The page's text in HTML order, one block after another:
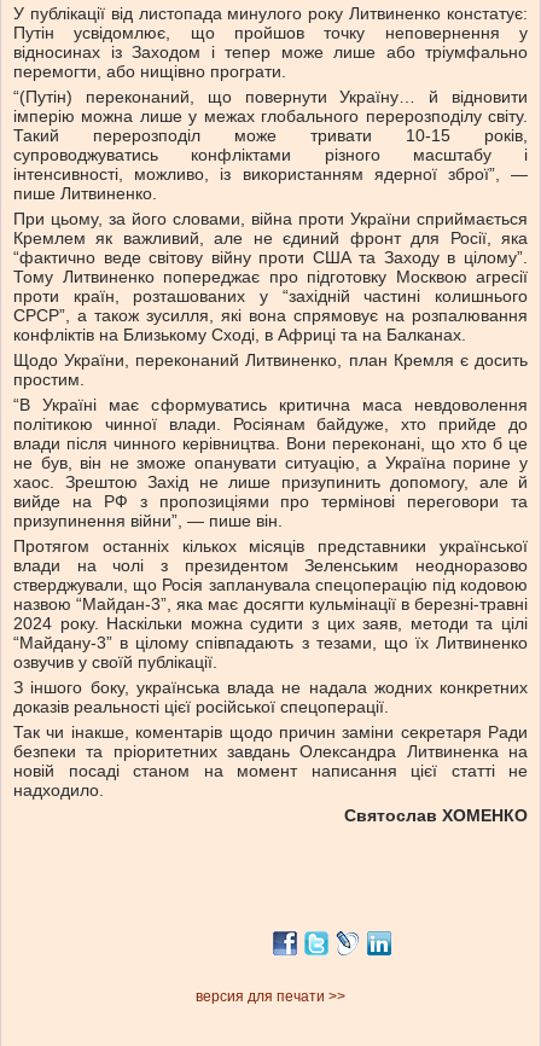
У публікації від листопада минулого року Литвиненко констатує:
Путін усвідомлює, що пройшов точку неповернення у
відносинах із Заходом і тепер може лише або тріумфально
перемогти, або нищівно програти.
“(Путін) переконаний, що повернути Україну… й відновити
імперію можна лише у межах глобального перерозподілу світу.
Такий перерозподіл може тривати 10-15 років,
супроводжуватись конфліктами різного масштабу і
інтенсивності, можливо, із використанням ядерної зброї”, —
пише Литвиненко.
При цьому, за його словами, війна проти України сприймається
Кремлем як важливий, але не єдиний фронт для Росії, яка
“фактично веде світову війну проти США та Заходу в цілому”.
Тому Литвиненко попереджає про підготовку Москвою агресії
проти країн, розташованих у “західній частині колишнього
СРСР”, а також зусилля, які вона спрямовує на розпалювання
конфліктів на Близькому Сході, в Африці та на Балканах.
Щодо України, переконаний Литвиненко, план Кремля є досить
простим.
“В Україні має сформуватись критична маса невдоволення
політикою чинної влади. Росіянам байдуже, хто прийде до
влади після чинного керівництва. Вони переконані, що хто б це
не був, він не зможе опанувати ситуацію, а Україна порине у
хаос. Зрештою Захід не лише призупинить допомогу, але й
вийде на РФ з пропозиціями про термінові переговори та
призупинення війни”, — пише він.
Протягом останніх кількох місяців представники української
влади на чолі з президентом Зеленським неодноразово
стверджували, що Росія запланувала спецоперацію під кодовою
назвою “Майдан-3”, яка має досягти кульмінації в березні-травні
2024 року. Наскільки можна судити з цих заяв, методи та цілі
“Майдану-3” в цілому співпадають з тезами, що їх Литвиненко
озвучив у своїй публікації.
З іншого боку, українська влада не надала жодних конкретних
доказів реальності цієї російської спецоперації.
Так чи інакше, коментарів щодо причин заміни секретаря Ради
безпеки та пріоритетних завдань Олександра Литвиненка на
новій посаді станом на момент написання цієї статті не
надходило.
Святослав ХОМЕНКО
версия для печати >>